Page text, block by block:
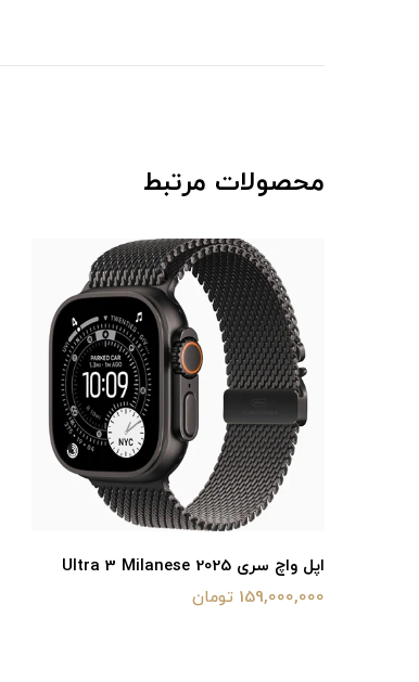
محصولات مرتبط
اپل واچ سری Ultra 3 Milanese 2025
159,000,000 تومان